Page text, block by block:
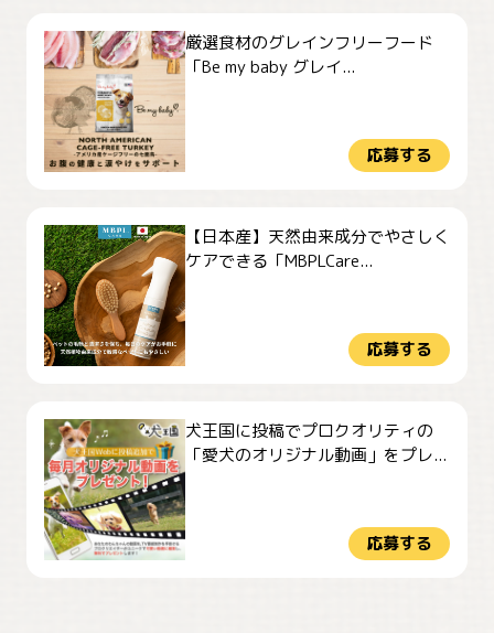
厳選食材のグレインフリーフード
「Be my baby グレイ...
応募する
【日本産】天然由来成分でやさしく
ケアできる「MBPLCare...
応募する
犬王国に投稿でプロクオリティの
「愛犬のオリジナル動画」をプレ...
応募する